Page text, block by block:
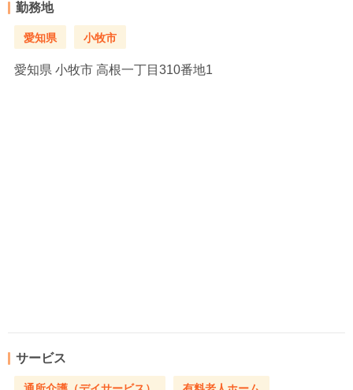
勤務地
愛知県 小牧市
愛知県 小牧市 高根一丁目310番地1
サービス